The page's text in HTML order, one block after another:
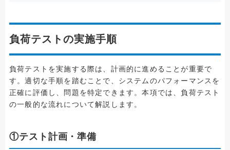
負荷テストの実施手順
負荷テストを実施する際は、計画的に進めることが重要で
す。適切な手順を踏むことで、システムのパフォーマンスを
正確に評価し、問題を特定できます。本項では、負荷テスト
の一般的な流れについて解説します。
①テスト計画・準備